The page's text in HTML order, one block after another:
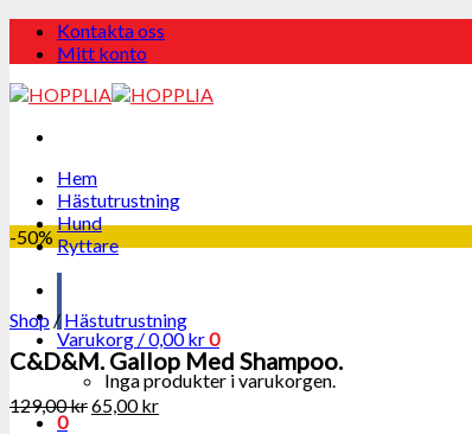
Skip
Kontakta oss
Mitt konto
Hem
Hästutrustning
Hund
Ryttare
Varukorg /0,00kr0
Inga produkter i varukorgen.
0
-50%
Shop / Hästutrustning
C&D&M. Gallop Med Shampoo.
129,00kr65,00kr